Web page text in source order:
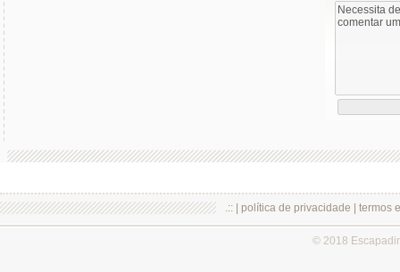
.:: | política de privacidade termos
© 2018